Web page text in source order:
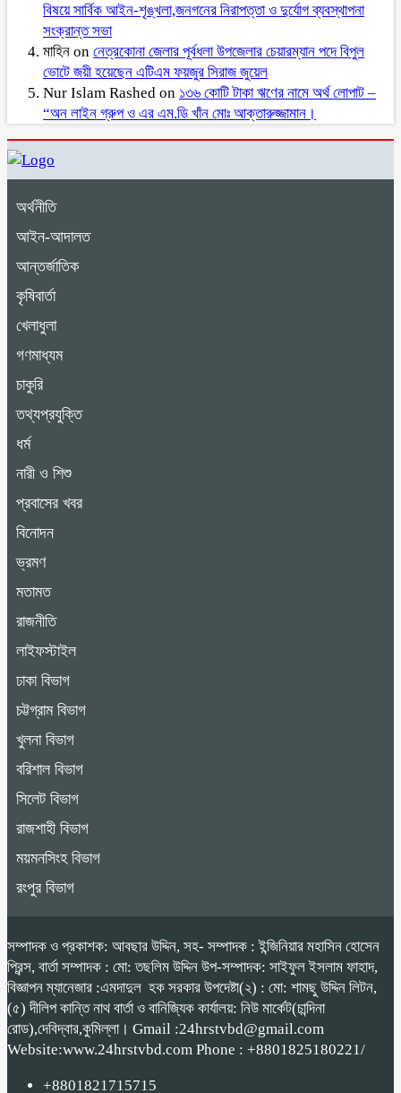
বিষয়ে সার্বিক আইন-শৃঙ্খলা,জনগনের নিরাপত্তা ও দুর্যোগ ব্যবস্থাপনা
সংক্রান্ত সভা
মাহিন on নেত্রকোনা জেলার পূর্বধলা উপজেলার চেয়ারম্যান পদে বিপুল
ভোটে জয়ী হয়েছেন এটিএম ফয়জুর সিরাজ জুয়েল
Nur Islam Rashed on ১৩৬ কোটি টাকা ঋণের নামে অর্থ লোপাট –
“অন লাইন গ্রুপ ও এর এম.ডি খাঁন মোঃ আক্তারুজ্জামান।
অর্থনীতি
আইন-আদালত
আন্তর্জাতিক
কৃষিবার্তা
খেলাধুলা
গণমাধ্যম
চাকুরি
তথ্যপ্রযুক্তি
ধর্ম
নারী ও শিশু
প্রবাসের খবর
বিনোদন
ভ্রমণ
মতামত
রাজনীতি
লাইফস্টাইল
ঢাকা বিভাগ
চট্টগ্রাম বিভাগ
খুলনা বিভাগ
বরিশাল বিভাগ
সিলেট বিভাগ
রাজশাহী বিভাগ
ময়মনসিংহ বিভাগ
রংপুর বিভাগ
সম্পাদক ও প্রকাশক: আবছার উদ্দিন, সহ- সম্পাদক : ইন্জিনিয়ার মহাসিন হোসেন
প্রিন্স, বার্তা সম্পাদক : মো: তছলিম উদ্দিন উপ-সম্পাদক: সাইফুল ইসলাম ফাহাদ,
বিজ্ঞাপন ম্যানেজার :এমদাদুল হক সরকার উপদেষ্টা(২) : মো: শামছু উদ্দিন লিটন,
(৫) দীলিপ কান্তি নাথ বার্তা ও বানিজ্যিক কার্যালয়: নিউ মার্কেট(চান্দিনা
রোড),দেবিদ্বার,কুমিল্লা। Gmail :24hrstvbd@gmail.com
Website:www.24hrstvbd.com Phone : +8801825180221/
+8801821715715